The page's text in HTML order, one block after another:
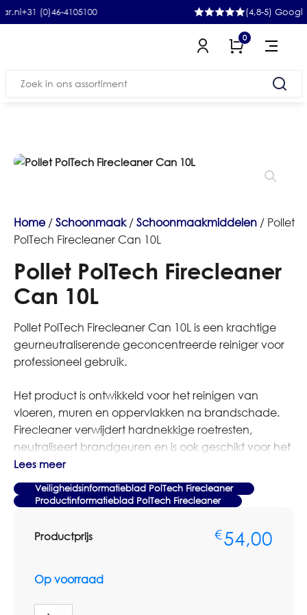
(0)46-4105100 (4,8-5) Google
0
Zoeken
Home/Schoonmaak/Schoonmaakmiddelen / Pollet
PolTech Firecleaner Can 10L
Pollet PolTech Firecleaner
Can 10L
Pollet PolTech Firecleaner Can 10L is een krachtige
geurneutraliserende geconcentreerde reiniger voor
professioneel gebruik.
Het product is ontwikkeld voor het reinigen van
vloeren, muren en oppervlakken na brandschade.
Firecleaner verwijdert hardnekkige roetresten,
neutraliseert brandgeuren en is ook geschikt voor het
verwijderen van acrylverf en drukinkt van geschikte
oppervlakken en drukpersen.
herstelreiniging en puur voor hardnekkige resten van
inkt en verf. Controleer altijd of het oppervlak
productblad.
Lees meer
Veiligheidsinformatieblad PolTech Firecleaner
Productinformatieblad PolTech Firecleaner
Productprijs €54,00
Op voorraad